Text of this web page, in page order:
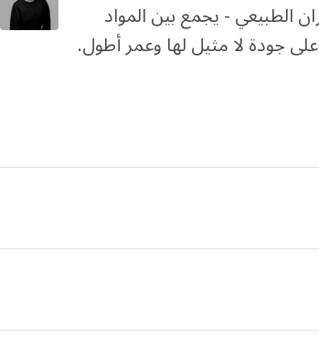
الطبيعي - يجمع بين المواد
جودة لا مثيل لها وعمر أطول.